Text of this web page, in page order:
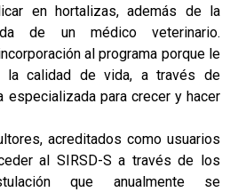
en hortalizas, además de la
de un médico veterinario.
al programa porque le
la calidad de vida, a través de
para crecer y hacer
acreditados como usuarios
al SIRSD-S a través de los
que anualmente se